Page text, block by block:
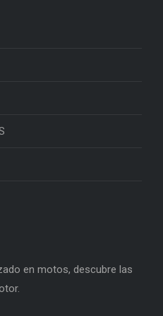
en motos, descubre las